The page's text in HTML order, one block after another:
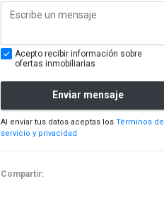
Acepto recibir información sobre
ofertas inmobiliarias
Enviar mensaje
Al enviar tus datos aceptas los Términos de
servicio y privacidad
Compartir: